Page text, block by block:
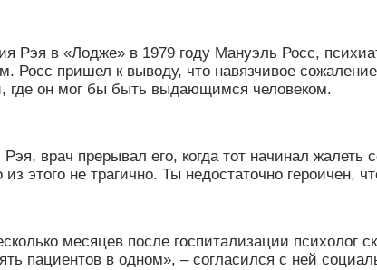
Рэя в «Лодже» в 1979 году Мануэль Росс,
Росс пришел к выводу, что навязчивое
где он мог бы быть выдающимся человеком.
врач прерывал его, когда тот начинал жалеть
из этого не трагично. Ты недостаточно героичен,
месяцев после госпитализации психолог
пациентов в одном», – согласился с ней